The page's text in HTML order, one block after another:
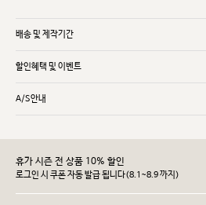
배송 및 제작기간
할인혜택 및 이벤트
A/S안내
휴가 시즌 전 상품 10% 할인
로그인 시 쿠폰 자동 발급 됩니다(8.1~8.9 까지)